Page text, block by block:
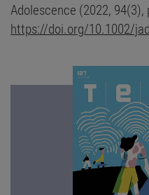
Adolescence (2022, 94(3),
https://doi.org/10.1002/